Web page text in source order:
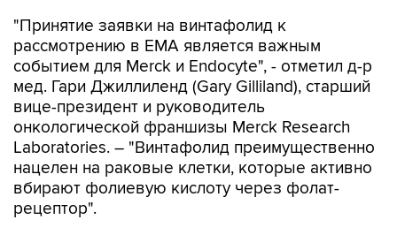
"Принятие заявки на винтафолид к
рассмотрению в EMA является важным
событием для Merck и Endocyte", - отметил д-р
мед. Гари Джиллиленд (Gary Gilliland), старший
вице-президент и руководитель
онкологической франшизы Merck Research
Laboratories. – "Винтафолид преимущественно
нацелен на раковые клетки, которые активно
вбирают фолиевую кислоту через фолат-
рецептор".